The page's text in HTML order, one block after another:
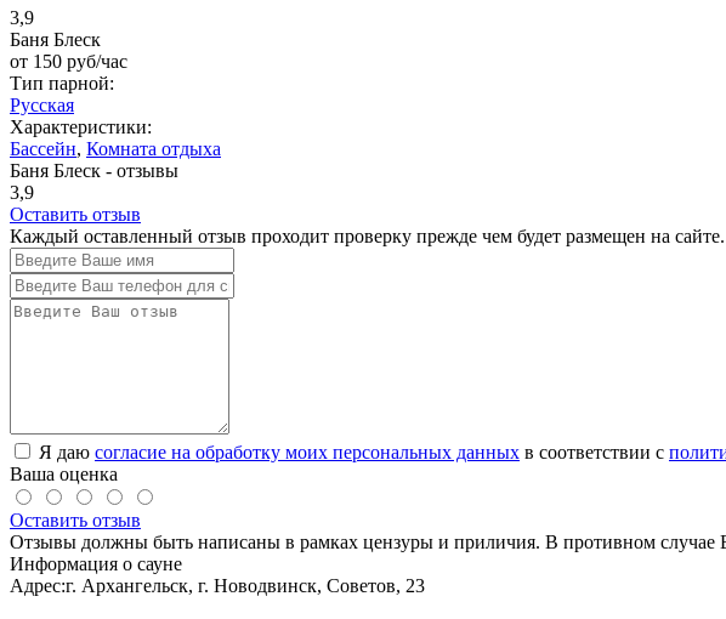
3,9
Баня Блеск
от 150 руб/час
Тип парной:
Русская
Характеристики:
Бассейн, Комната отдыха
Баня Блеск - отзывы
3,9
Оставить отзыв
Каждый оставленный отзыв проходит проверку прежде чем будет размещен на сайте.
Я даю согласие на обработку моих персональных данных в соответствии с
Ваша оценка
Оставить отзыв
Отзывы должны быть написаны в рамках цензуры и приличия. В противном случае
Информация о сауне
Адрес:г. Архангельск, г. Новодвинск, Советов, 23